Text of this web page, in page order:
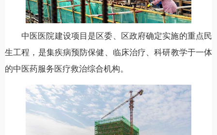
中医医院建设项目是区委、区政府确定实施的重点民
生工程，是集疾病预防保健、临床治疗、科研教学于一体
的中医药服务医疗救治综合机构。